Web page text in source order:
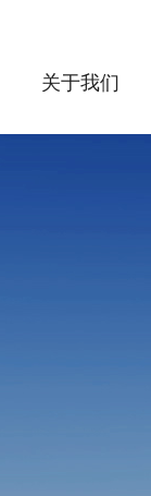
关于我们